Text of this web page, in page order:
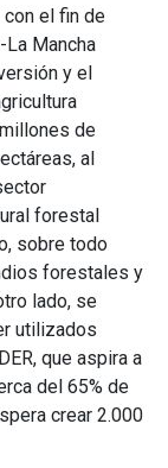
el fin de
Mancha
y el
de
al
forestal
sobre todo
forestales y
lado, se
utilizados
que aspira a
del 65% de
crear 2.000